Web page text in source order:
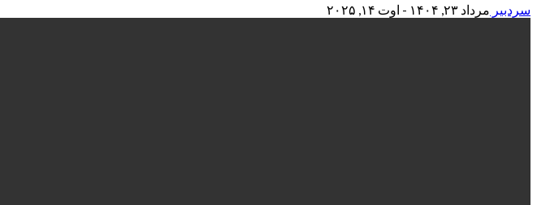
سردبیر مرداد ۲۳, ۱۴۰۴ - اوت ۱۴, ۲۰۲۵